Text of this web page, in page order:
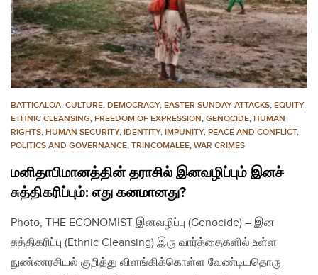
BATTICALOA, CULTURE, DEMOCRACY, EASTER SUNDAY ATTACKS, EQUITY,
ETHNIC CLEANSING, FREEDOM OF EXPRESSION, GENOCIDE, HUMAN
RIGHTS, HUMAN SECURITY, IDENTITY, IMPUNITY, PEACE AND CONFLICT,
POLITICS AND GOVERNANCE, TRINCOMALEE, WAR CRIMES
மனிதாபிமானத்தின் தராசில் இனவழிப்பும் இனச்
சுத்திகரிப்பும்: எது கனமானது?
Photo, THE ECONOMIST இனவழிப்பு (Genocide) – இன
சுத்திகரிப்பு (Ethnic Cleansing) இரு வார்த்தைகளில் உள்ள
நுண்ணரசியல் குறித்து விளங்கிக்கொள்ள வேண்டியதொரு